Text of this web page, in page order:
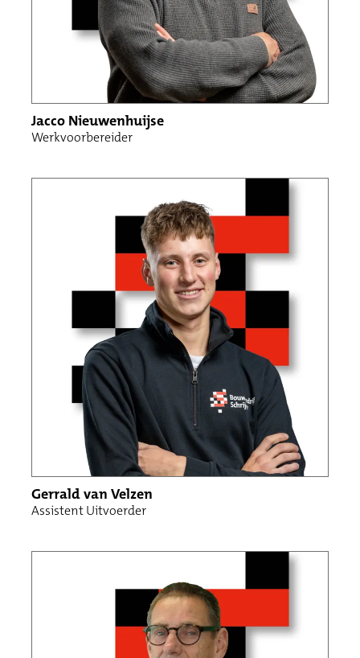
Jacco Nieuwenhuijse
Werkvoorbereider
Gerrald van Velzen
Assistent Uitvoerder